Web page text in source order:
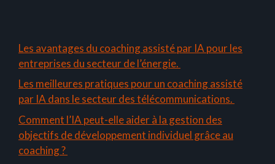
Les avantages du coaching assisté par IA pour les
entreprises du secteur de l’énergie.
Les meilleures pratiques pour un coaching assisté
par IA dans le secteur des télécommunications.
Comment l’IA peut-elle aider à la gestion des
objectifs de développement individuel grâce au
coaching ?